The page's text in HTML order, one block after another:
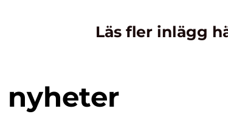
Läs fler inlägg
nyheter